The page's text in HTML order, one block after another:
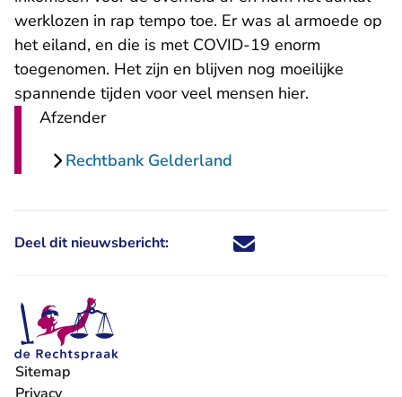
werklozen in rap tempo toe. Er was al armoede op
het eiland, en die is met COVID-19 enorm
toegenomen. Het zijn en blijven nog moeilijke
spannende tijden voor veel mensen hier.
Afzender
Rechtbank Gelderland
Deel dit nieuwsbericht: Deel dit nieuwsbericht via X -
Deel dit nieuwsbericht via
Deel dit nieuwsbericht
Deel dit
Sitemap